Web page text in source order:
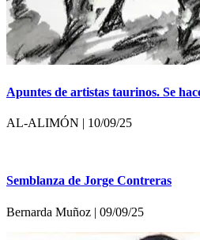
Apuntes de artistas taurinos. Se
AL-ALIMÓN | 10/09/25
Semblanza de Jorge Contreras
Bernarda Muñoz | 09/09/25